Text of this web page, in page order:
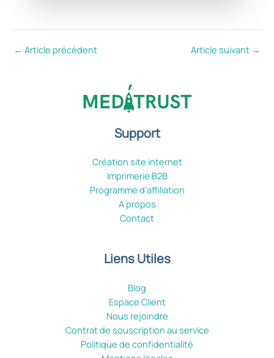
← Article précédent Article suivant →
Support
Création site internet
Imprimerie B2B
Programme d’affiliation
A propos
Contact
Liens Utiles
Blog
Espace Client
Nous rejoindre
Contrat de souscription au service
Politique de confidentialité